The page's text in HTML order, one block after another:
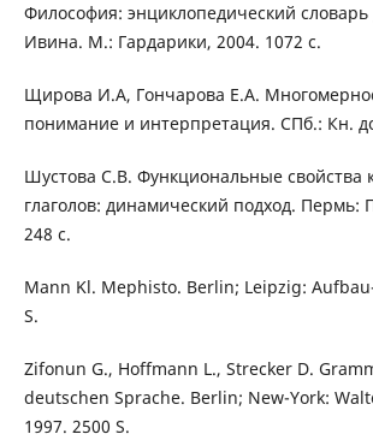
Философия: энциклопедический
Ивина. М.: Гардарики, 2004. 1072 с.
Щирова И.А, Гончарова Е.А.
понимание и интерпретация. СПб.: Кн.
Шустова С.В. Функциональные свойства
глаголов: динамический подход. Пермь:
248 с.
Mann Kl. Mephisto. Berlin; Leipzig:
S.
Zifonun G., Hoffmann L., Strecker D.
deutschen Sprache. Berlin; New-York:
1997. 2500 S.